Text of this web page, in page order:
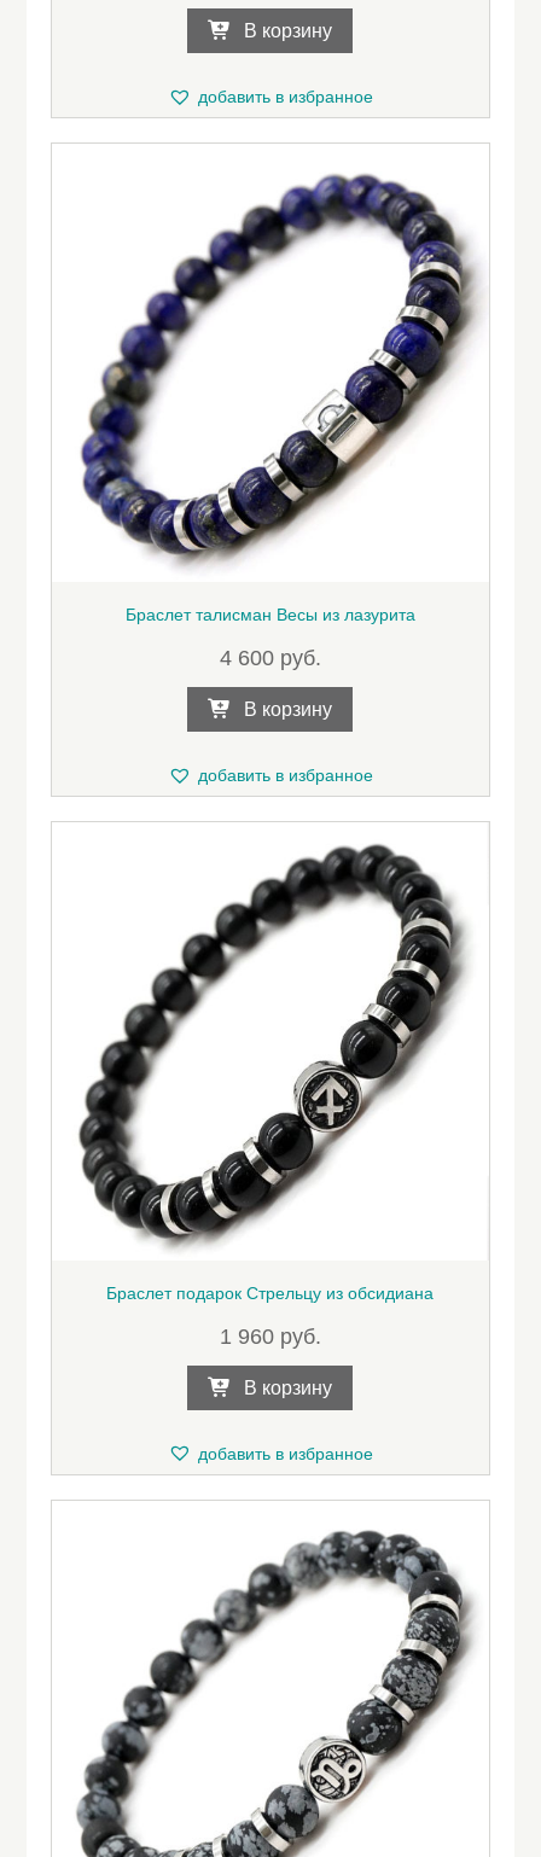
В корзину
добавить в избранное
Браслет талисман Весы из лазурита
4 600 руб.
В корзину
добавить в избранное
Браслет подарок Стрельцу из обсидиана
1 960 руб.
В корзину
добавить в избранное